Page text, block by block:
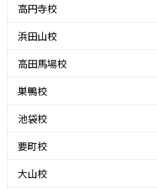
高円寺校
浜田山校
高田馬場校
巣鴨校
池袋校
要町校
大山校